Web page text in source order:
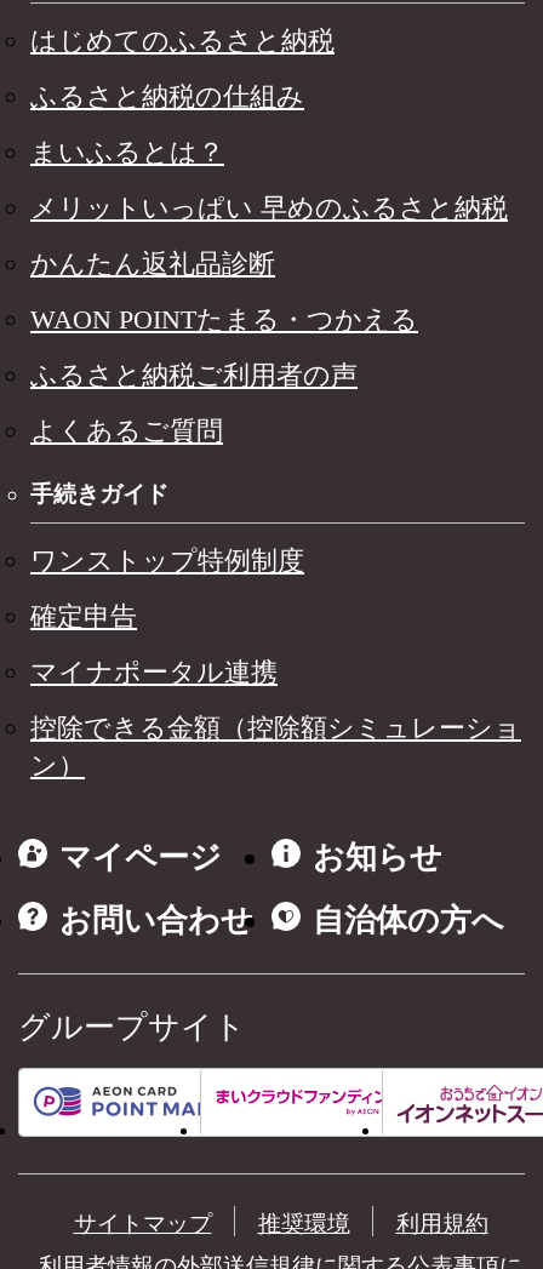
はじめてのふるさと納税
ふるさと納税の仕組み
まいふるとは？
メリットいっぱい 早めのふるさと納税
かんたん返礼品診断
WAON POINTたまる・つかえる
ふるさと納税ご利用者の声
よくあるご質問
手続きガイド
ワンストップ特例制度
確定申告
マイナポータル連携
控除できる金額（控除額シミュレーショ
ン）
マイページ
お知らせ
お問い合わせ
自治体の方へ
グループサイト
サイトマップ 推奨環境
利用規約